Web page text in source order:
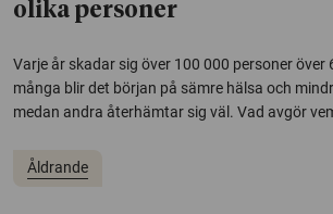
olika personer
Varje år skadar sig över 100 000 personer över
många blir det början på sämre hälsa och
medan andra återhämtar sig väl. Vad avgör
Åldrande